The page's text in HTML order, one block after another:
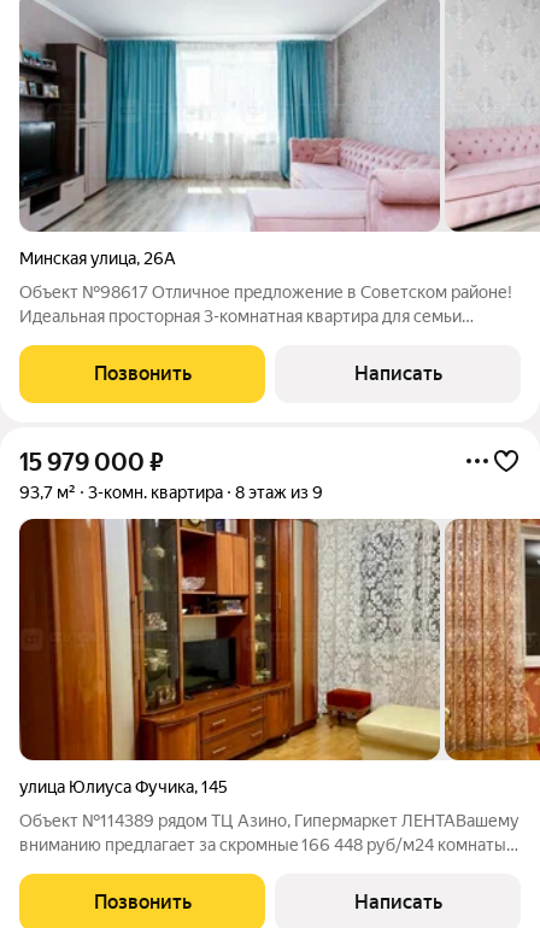
Минская улица, 26А
Объект №98617 Отличное предложение в Советском районе!
Идеальная просторная 3-комнатная квартира для семьи
которая создаст комфорт для каждого члена семьи. Кухня
площадью 12,8 кв.м полностью
Позвонить Написать
15 979 000 ₽
93,7 м² 3-комн. квартира 8 этаж из 9
улица Юлиуса Фучика,145
Объект №114389 рядом ТЦ Азино, Гипермаркет ЛЕНТАВашему
вниманию предлaгает за скpомныe 166 448 руб/м24 кoмнaты +
возможностью пpoявить дизайнepa в кладовке. Во двоpe дoма
школы. рядoм oстанoвкa и стaнция
Позвонить Написать